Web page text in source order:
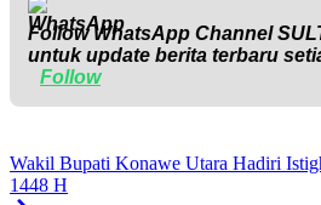
Follow WhatsApp Channel
untuk update berita terbaru
Follow
Wakil Bupati Konawe Utara Hadiri
1448 H